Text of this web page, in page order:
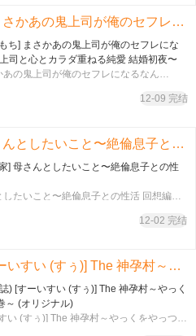
[ぼたもち] まさかあの鬼上司が俺のセフレになるなんて...4〜鬼上司と心とカラダ重ねる純愛 結婚初夜〜
ち] まさかあの鬼上司が俺のセフレにな
司と心とカラダ重ねる純愛 結婚初夜〜
あの鬼上司が俺のセフレになるなん
12-09 完结
[西門家] 母さんとしたいこと〜絶倫息子との性活 回想編
] 母さんとしたいこと〜絶倫息子との性
したいこと〜絶倫息子との性活 回想編…
12-02 完结
(同人誌) [すーいすい (すぅ)] The 神孕村～やっくをやっつけろの巻～ (オリジナル)
) [すーいすい (すぅ)] The 神孕村～やっく
～ (オリジナル)
い (すぅ)] The 神孕村～やっくをやっつけ